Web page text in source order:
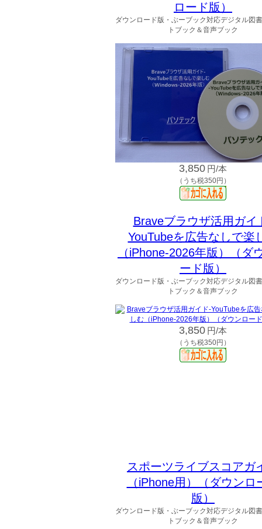
ロード版）
ダウンロード版・ぶーブック対応デジタル図
トブック＆音声ブック
3,850 円/本
（うち税350円）
Braveブラウザ活用ガイ
YouTubeを広告なしで楽
（iPhone-2026年版）（ダ
ード版）
ダウンロード版・ぶーブック対応デジタル図
トブック＆音声ブック
3,850 円/本
（うち税350円）
スポーツライブスコアガ
（iPhone用）（ダウンロ
版）
ダウンロード版・ぶーブック対応デジタル図
トブック＆音声ブック